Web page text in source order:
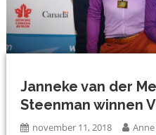
Janneke van der
Steenman winnen
november 11, 2018